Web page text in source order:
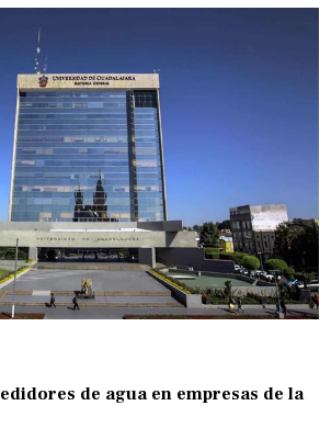
de agua en empresas de la